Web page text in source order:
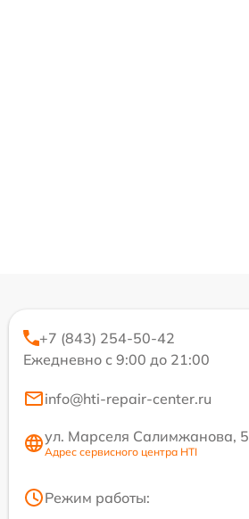
+7 (843) 254-50-42
Ежедневно с 9:00 до 21:00
info@hti-repair-center.ru
ул. Марселя Салимжанова, 5
Адрес сервисного центра HTI
Режим работы: